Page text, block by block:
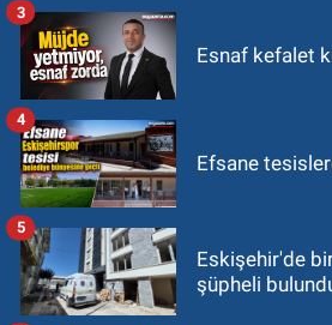
Esnaf kefalet
3
Efsane
4
Eskişehir'de
şüpheli
5